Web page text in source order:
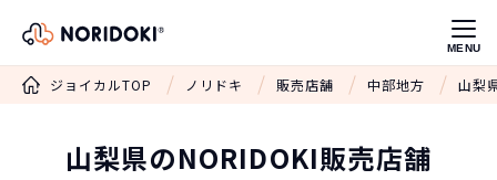
MENU
ジョイカルTOP ノリドキ 販売店舗 中部地方 山梨
山梨県のNORIDOKI販売店舗